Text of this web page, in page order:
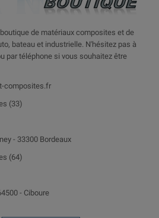
de matériaux composites et de
bateau et industrielle. N'hésitez pas à
par téléphone si vous souhaitez être
composites.fr
(33)
- 33300 Bordeaux
(64)
- Ciboure